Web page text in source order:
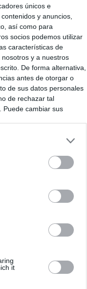
únicos e
y anuncios,
así como para
socios podemos utilizar
características de
y a nuestros
De forma alternativa,
antes de otorgar o
de sus datos personales
de rechazar tal
Puede cambiar sus
it
es la
Navega por las